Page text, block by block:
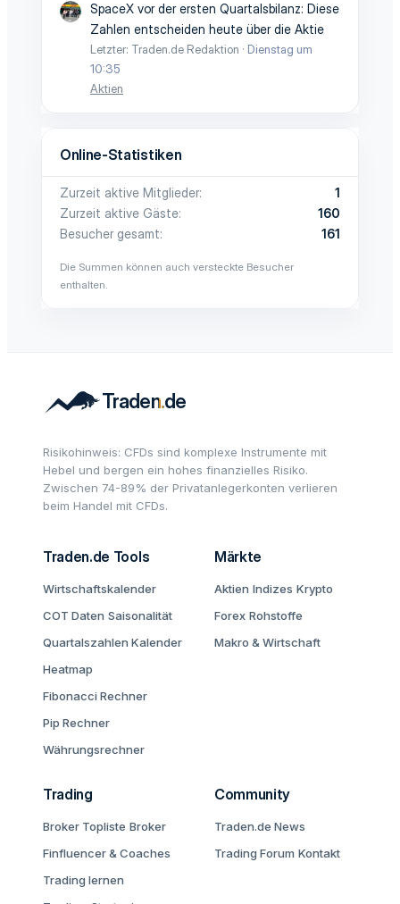
SpaceX vor der ersten Quartalsbilanz: Diese
Zahlen entscheiden heute über die Aktie
Letzter: Traden.de Redaktion
Dienstag um
10:35
Aktien
Online-Statistiken
Zurzeit aktive Mitglieder
1
Zurzeit aktive Gäste
160
Besucher gesamt
161
Die Summen können auch versteckte Besucher
enthalten.
Risikohinweis: CFDs sind komplexe Instrumente mit
Hebel und bergen ein hohes finanzielles Risiko.
Zwischen 74-89% der Privatanlegerkonten verlieren
beim Handel mit CFDs.
Traden.de Tools
Wirtschaftskalender
COT Daten Saisonalität
Quartalszahlen Kalender
Heatmap
Fibonacci Rechner
Pip Rechner
Währungsrechner
Märkte
Aktien Indizes Krypto
Forex Rohstoffe
Makro & Wirtschaft
Trading
Broker Topliste Broker
Finfluencer & Coaches
Trading lernen
Community
Traden.de News
Trading Forum Kontakt